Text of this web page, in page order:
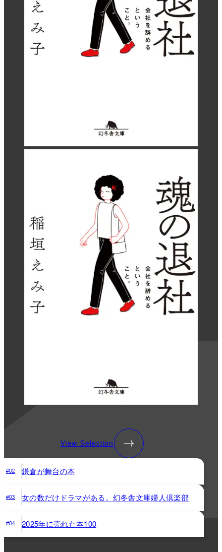
View Selection
#02 鎌倉が舞台の本
#03 女の数だけドラマがある。幻冬舎文庫婦人倶楽部
#04 2025年に売れた本100